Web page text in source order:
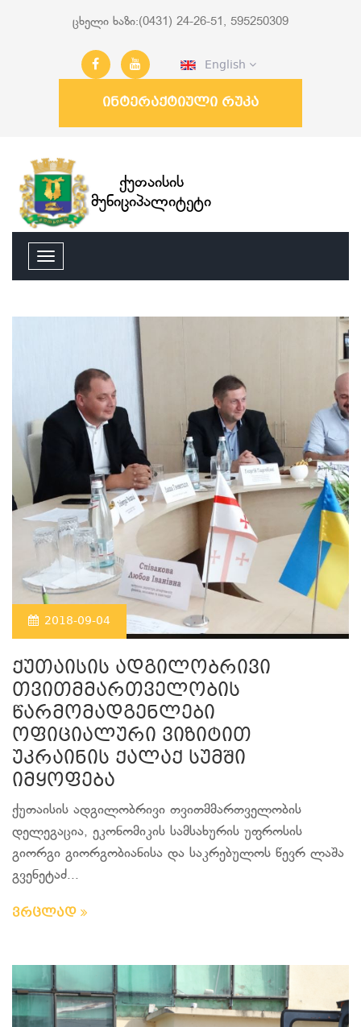
ცხელი ხაზი:(0431) 24-26-51, 595250309
English
ინტერაქტიული რუკა
ქუთაისის
მუნიციპალიტეტი
2018-09-04
ქუთაისის ადგილობრივი
თვითმმართველობის
წარმომადგენლები
ოფიციალური ვიზიტით
უკრაინის ქალაქ სუმში
იმყოფება
ქუთაისის ადგილობრივი თვითმმართველობის
დელეგაცია, ეკონომიკის სამსახურის უფროსის
გიორგი გიორგობიანისა და საკრებულოს წევრ ლაშა
გვენეტაძ...
ვრცლად